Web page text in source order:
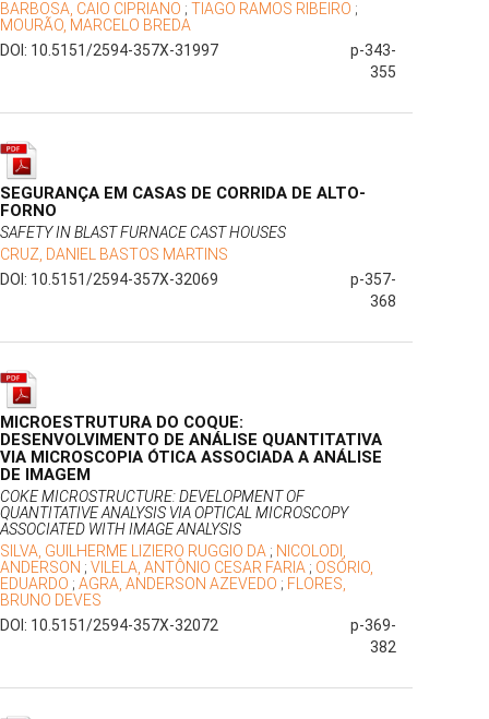
BARBOSA, CAIO CIPRIANO ; TIAGO RAMOS RIBEIRO ;
MOURÃO, MARCELO BREDA
DOI: 10.5151/2594-357X-31997
p-343-
355
SEGURANÇA EM CASAS DE CORRIDA DE ALTO-
FORNO
SAFETY IN BLAST FURNACE CAST HOUSES
CRUZ, DANIEL BASTOS MARTINS
DOI: 10.5151/2594-357X-32069
p-357-
368
MICROESTRUTURA DO COQUE:
DESENVOLVIMENTO DE ANÁLISE QUANTITATIVA
VIA MICROSCOPIA ÓTICA ASSOCIADA A ANÁLISE
DE IMAGEM
COKE MICROSTRUCTURE: DEVELOPMENT OF
QUANTITATIVE ANALYSIS VIA OPTICAL MICROSCOPY
ASSOCIATED WITH IMAGE ANALYSIS
SILVA, GUILHERME LIZIERO RUGGIO DA ; NICOLODI,
ANDERSON ; VILELA, ANTÔNIO CESAR FARIA ; OSÓRIO,
EDUARDO ; AGRA, ANDERSON AZEVEDO ; FLORES,
BRUNO DEVES
DOI: 10.5151/2594-357X-32072
p-369-
382